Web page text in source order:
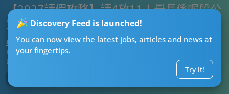
Discovery Feed is launched!
You can now view the latest jobs, articles and news at
your fingertips.
Try it!
【2027請假攻略】請4放11！最長係呢段公
眾假期！要同同事爭定假！
CT熱話管理員
Published:2026-07-27 05:33
Updated: